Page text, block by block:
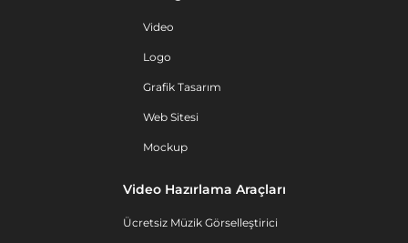
Video
Logo
Grafik Tasarım
Web Sitesi
Mockup
Video Hazırlama Araçları
Ücretsiz Müzik Görselleştirici